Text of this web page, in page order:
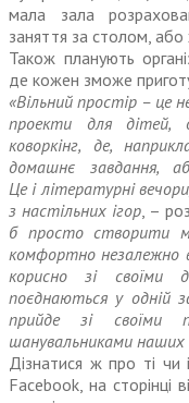
мала зала
заняття за столом, або
Також планують
де кожен зможе
«Вільний простір – це
проекти для дітей,
коворкінг, де,
домашнє завдання,
Це і літературні
з настільних ігор, –
б просто створити
комфортно незалежно
корисно зі своїми
поєднаються у одній
прийде зі своїми
шанувальниками наших
Дізнатися ж про ті
Facebook, на сторінці